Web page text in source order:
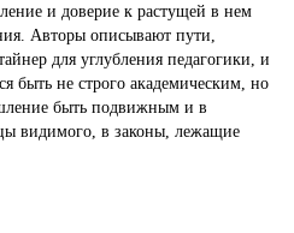
и доверие к растущей в нем
Авторы описывают пути,
для углубления педагогики, и
быть не строго академическим, но
быть подвижным и в
видимого, в законы, лежащие